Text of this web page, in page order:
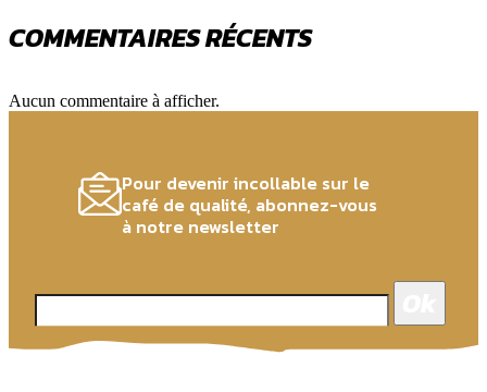
COMMENTAIRES RÉCENTS
Aucun commentaire à afficher.
Pour devenir incollable sur le
café de qualité, abonnez-vous
à notre newsletter